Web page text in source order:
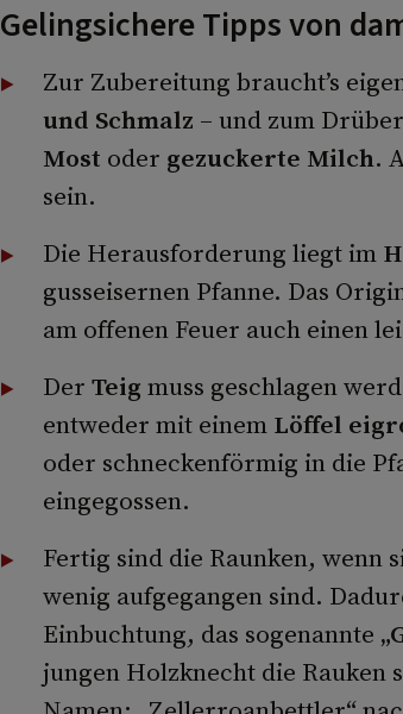
Gelingsichere Tipps von
Zur Zubereitung braucht’s
und Schmalz – und zum
Most oder gezuckerte Milch.
sein.
Die Herausforderung liegt im
gusseisernen Pfanne. Das
am offenen Feuer auch einen
Der Teig muss geschlagen
entweder mit einem Löffel
oder schneckenförmig in die
eingegossen.
Fertig sind die Raunken, wenn
wenig aufgegangen sind.
Einbuchtung, das sogenannte
jungen Holzknecht die Rauken